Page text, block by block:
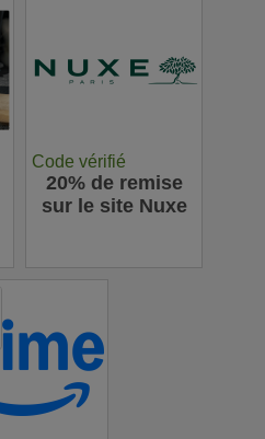
Code vérifié
20% de remise
sur le site Nuxe